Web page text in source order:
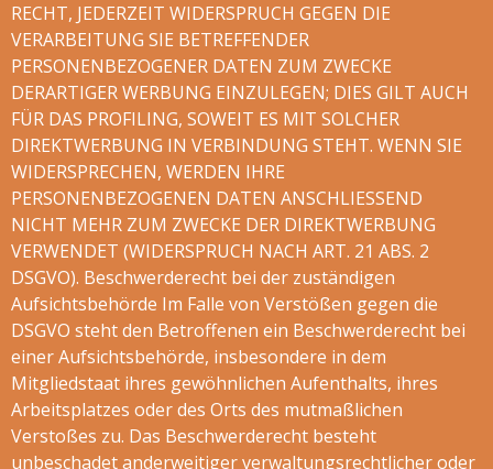
RECHT, JEDERZEIT WIDERSPRUCH GEGEN DIE
VERARBEITUNG SIE BETREFFENDER
PERSONENBEZOGENER DATEN ZUM ZWECKE
DERARTIGER WERBUNG EINZULEGEN; DIES GILT AUCH
FÜR DAS PROFILING, SOWEIT ES MIT SOLCHER
DIREKTWERBUNG IN VERBINDUNG STEHT. WENN SIE
WIDERSPRECHEN, WERDEN IHRE
PERSONENBEZOGENEN DATEN ANSCHLIESSEND
NICHT MEHR ZUM ZWECKE DER DIREKTWERBUNG
VERWENDET (WIDERSPRUCH NACH ART. 21 ABS. 2
DSGVO). Beschwerderecht bei der zuständigen
Aufsichtsbehörde Im Falle von Verstößen gegen die
DSGVO steht den Betroffenen ein Beschwerderecht bei
einer Aufsichtsbehörde, insbesondere in dem
Mitgliedstaat ihres gewöhnlichen Aufenthalts, ihres
Arbeitsplatzes oder des Orts des mutmaßlichen
Verstoßes zu. Das Beschwerderecht besteht
unbeschadet anderweitiger verwaltungsrechtlicher oder